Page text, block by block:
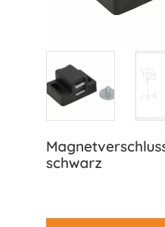
schwarz